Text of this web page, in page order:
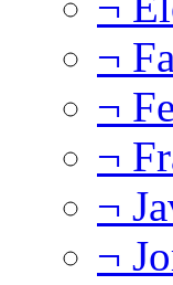
¬
¬
¬
¬
¬